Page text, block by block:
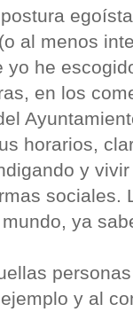
al menos
yo he
en los
horarios,
y
sociales.
ya
y al